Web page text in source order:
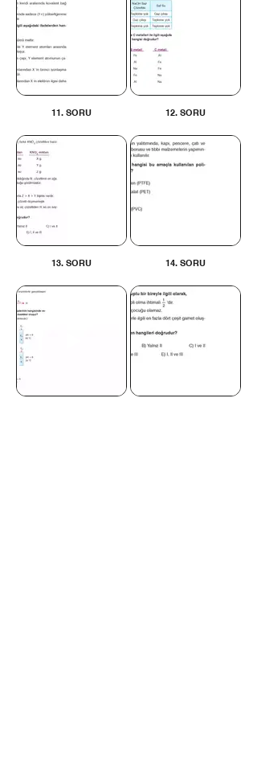
11. SORU 12. SORU
13. SORU 14. SORU